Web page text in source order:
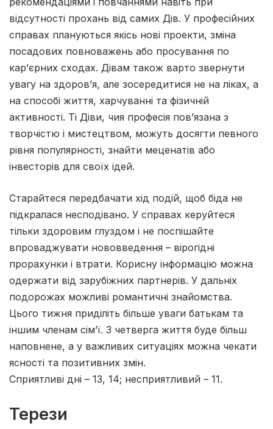
відсутності прохань від самих Дів. У професійних
справах плануються якісь нові проекти, зміна
посадових повноважень або просування по
кар’єрних сходах. Дівам також варто звернути
увагу на здоров’я, але зосередитися не на ліках, а
на способі життя, харчуванні та фізичній
активності. Ті Діви, чия професія пов’язана з
творчістю і мистецтвом, можуть досягти певного
рівня популярності, знайти меценатів або
інвесторів для своїх ідей.
Старайтеся передбачати хiд подiй, щоб бiда не
пiдкралася несподiвано. У справах керуйтеся
тiльки здоровим глуздом i не поспiшайте
впроваджувати нововведення – вiрогiднi
прорахунки i втрати. Корисну iнформацiю можна
одержати вiд зарубiжних партнерiв. У дальнiх
подорожах можливi романтичнi знайомства.
Цього тижня придiлiть бiльше уваги батькам та
iншим членам сiм’ї. З четверга життя буде більш
наповнене, а у важливих ситуацiях можна чекати
ясностi та позитивних змiн.
Сприятливi днi – 13, 14; несприятливий – 11.
Терези